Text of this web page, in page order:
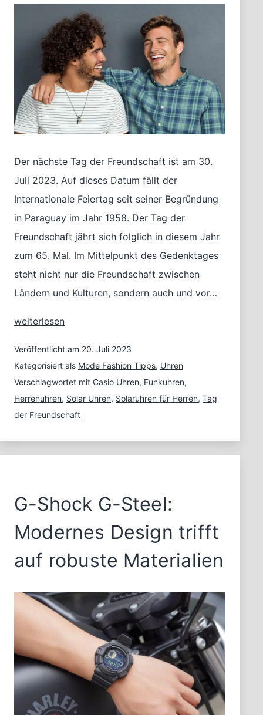
Der nächste Tag der Freundschaft ist am 30.
Juli 2023. Auf dieses Datum fällt der
Internationale Feiertag seit seiner Begründung
in Paraguay im Jahr 1958. Der Tag der
Freundschaft jährt sich folglich in diesem Jahr
zum 65. Mal. Im Mittelpunkt des Gedenktages
steht nicht nur die Freundschaft zwischen
Ländern und Kulturen, sondern auch und vor…
Herrenuhren
den
besten
Freund
weiterlesen
Veröffentlicht am 20. Juli 2023
Kategorisiert als Mode Fashion Tipps, Uhren
Verschlagwortet mit Casio Uhren, Funkuhren,
Herrenuhren, Solar Uhren, Solaruhren für Herren, Tag
der Freundschaft
G-Shock G-Steel:
Modernes Design trifft
auf robuste Materialien